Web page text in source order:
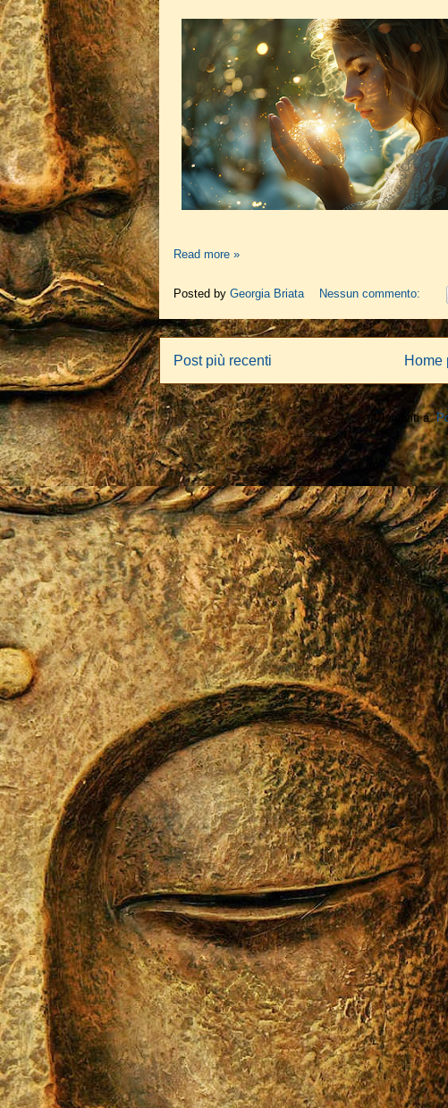
Read more »
Posted by Georgia Briata Nessun commento:
Post più recenti Home
Iscriviti a: